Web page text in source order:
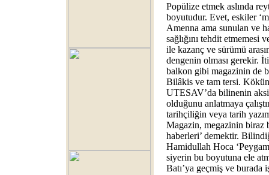
Popülize etmek aslında
boyutudur. Evet, eskiler
Amenna ama sunulan ve
sağlığını tehdit etmemesi
ile kazanç ve sürümü
dengenin olması gerekir.
balkon gibi magazinin de
Bilâkis ve tam tersi.
UTESAV’da bilinenin
olduğunu anlatmaya
tarihçiliğin veya tarih
Magazin, megazinin biraz
haberleri’ demektir.
Hamidullah Hoca
siyerin bu boyutuna ele
Batı’ya geçmiş ve burada